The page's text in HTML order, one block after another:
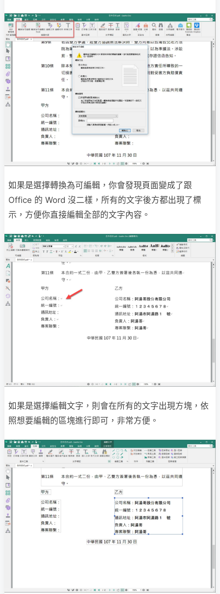
如果是選擇轉換為可編輯，你會發現頁面變成了跟
Office 的 Word 沒二樣，所有的文字後方都出現了標
示，方便你直接編輯全部的文字內容。
如果是選擇編輯文字，則會在所有的文字出現方塊，依
照想要編輯的區塊進行即可，非常方便。